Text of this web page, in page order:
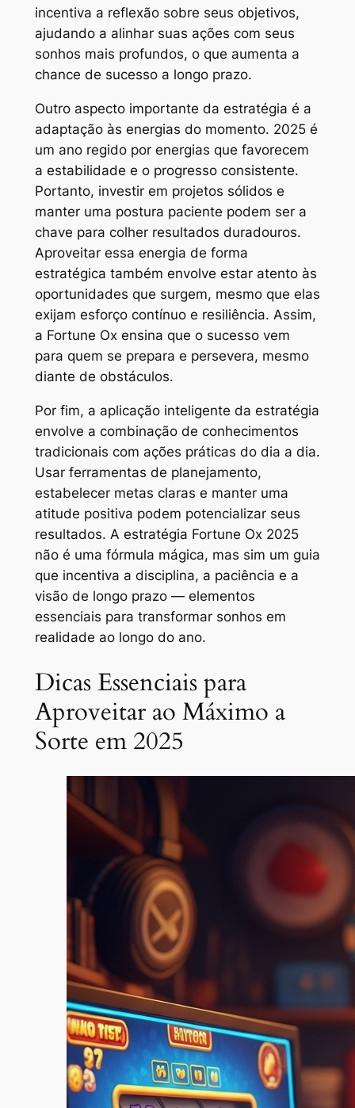
incentiva a reflexão sobre seus objetivos,
ajudando a alinhar suas ações com seus
sonhos mais profundos, o que aumenta a
chance de sucesso a longo prazo.
Outro aspecto importante da estratégia é a
adaptação às energias do momento. 2025 é
um ano regido por energias que favorecem
a estabilidade e o progresso consistente.
Portanto, investir em projetos sólidos e
manter uma postura paciente podem ser a
chave para colher resultados duradouros.
Aproveitar essa energia de forma
estratégica também envolve estar atento às
oportunidades que surgem, mesmo que elas
exijam esforço contínuo e resiliência. Assim,
a Fortune Ox ensina que o sucesso vem
para quem se prepara e persevera, mesmo
diante de obstáculos.
Por fim, a aplicação inteligente da estratégia
envolve a combinação de conhecimentos
tradicionais com ações práticas do dia a dia.
Usar ferramentas de planejamento,
estabelecer metas claras e manter uma
atitude positiva podem potencializar seus
resultados. A estratégia Fortune Ox 2025
não é uma fórmula mágica, mas sim um guia
que incentiva a disciplina, a paciência e a
visão de longo prazo — elementos
essenciais para transformar sonhos em
realidade ao longo do ano.
Dicas Essenciais para
Aproveitar ao Máximo a
Sorte em 2025